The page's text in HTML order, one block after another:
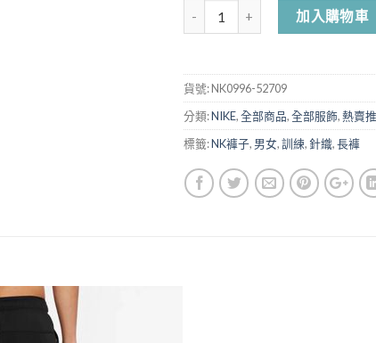
加入購物車
貨號:NK0996-52709
分類:NIKE,全部商品,全部服飾,熱賣
標籤:NK褲子, 男女,訓練,針織,長褲